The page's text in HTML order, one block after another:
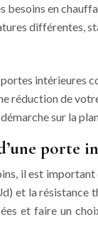
besoins en
différentes,
intérieures
réduction de
sur la
porte
il est
la résistance
et faire un